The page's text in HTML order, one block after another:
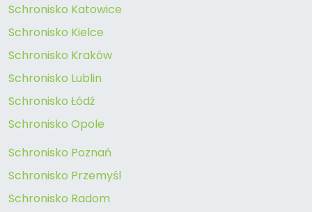
Schronisko Katowice
Schronisko Kielce
Schronisko Kraków
Schronisko Lublin
Schronisko Łódź
Schronisko Opole
Schronisko Poznań
Schronisko Przemyśl
Schronisko Radom